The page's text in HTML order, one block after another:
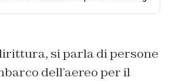
si parla di persone
dell’aereo per il